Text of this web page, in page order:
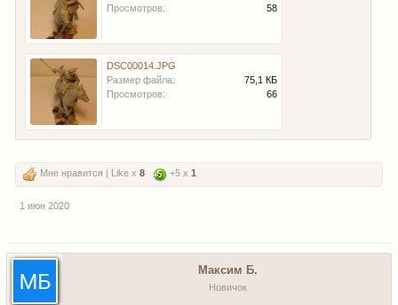
Просмотров:
58
DSC00014.JPG
Размер файла:
75,1 КБ
Просмотров:
66
Мне нравится | Like x 8 +5 x 1
1 июн 2020
Максим Б.
Новичок